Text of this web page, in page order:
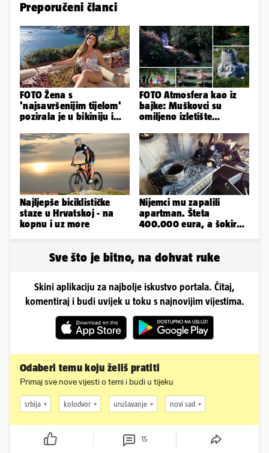
Preporučeni članci
FOTO Žena s
'najsavršenijim tijelom'
pozirala je u bikiniju i
obline...
FOTO Atmosfera kao iz
bajke: Muškovci su
omiljeno izletište
zašto
Najljepše biciklističke
staze u Hrvatskoj - na
kopnu i uz more
Nijemci mu zapalili
apartman. Šteta
400.000 eura, a šokirao
Sve što je bitno, na dohvat ruke
Skini aplikaciju za najbolje iskustvo portala. Čitaj,
komentiraj i budi uvijek u toku s najnovijim vijestima.
Odaberi temu koju želiš pratiti
Primaj sve nove vijesti o temi i budi u tijeku
srbija kolodvor urušavanje novi sad
15